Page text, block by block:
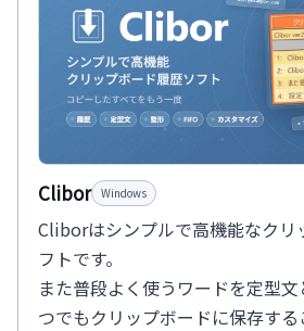
Clibor Windows
Cliborはシンプルで高機能なクリ
フトです。
また普段よく使うワードを定型
つでもクリップボードに保存する